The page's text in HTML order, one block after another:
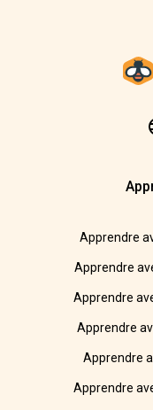
Apprendre
Apprendre
Apprendre
Apprendre
Apprendre
Apprendre